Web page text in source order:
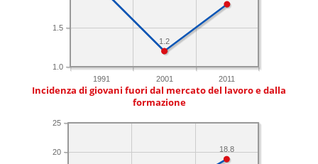
1991 2001 2011
1.0
1.5
1.2
Incidenza di giovani fuori dal mercato del lavoro e dalla
formazione
20
25
18.8